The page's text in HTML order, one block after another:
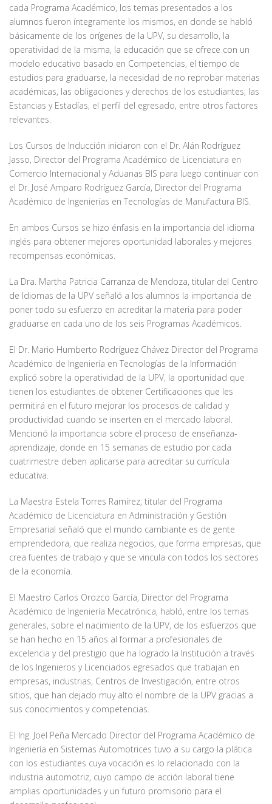
cada Programa Académico, los temas presentados a los
alumnos fueron íntegramente los mismos, en donde se habló
básicamente de los orígenes de la UPV, su desarrollo, la
operatividad de la misma, la educación que se ofrece con un
modelo educativo basado en Competencias, el tiempo de
estudios para graduarse, la necesidad de no reprobar materias
académicas, las obligaciones y derechos de los estudiantes, las
Estancias y Estadías, el perfil del egresado, entre otros factores
relevantes.
Los Cursos de Inducción iniciaron con el Dr. Alán Rodríguez
Jasso, Director del Programa Académico de Licenciatura en
Comercio Internacional y Aduanas BIS para luego continuar con
el Dr. José Amparo Rodríguez García, Director del Programa
Académico de Ingenierías en Tecnologías de Manufactura BIS.
En ambos Cursos se hizo énfasis en la importancia del idioma
inglés para obtener mejores oportunidad laborales y mejores
recompensas económicas.
La Dra. Martha Patricia Carranza de Mendoza, titular del Centro
de Idiomas de la UPV señaló a los alumnos la importancia de
poner todo su esfuerzo en acreditar la materia para poder
graduarse en cada uno de los seis Programas Académicos.
El Dr. Mario Humberto Rodríguez Chávez Director del Programa
Académico de Ingeniería en Tecnologías de la Información
explicó sobre la operatividad de la UPV, la oportunidad que
tienen los estudiantes de obtener Certificaciones que les
permitirá en el futuro mejorar los procesos de calidad y
productividad cuando se inserten en el mercado laboral.
Mencionó la importancia sobre el proceso de enseñanza-
aprendizaje, donde en 15 semanas de estudio por cada
cuatrimestre deben aplicarse para acreditar su currícula
educativa.
La Maestra Estela Torres Ramírez, titular del Programa
Académico de Licenciatura en Administración y Gestión
Empresarial señaló que el mundo cambiante es de gente
emprendedora, que realiza negocios, que forma empresas, que
crea fuentes de trabajo y que se vincula con todos los sectores
de la economía.
El Maestro Carlos Orozco García, Director del Programa
Académico de Ingeniería Mecatrónica, habló, entre los temas
generales, sobre el nacimiento de la UPV, de los esfuerzos que
se han hecho en 15 años al formar a profesionales de
excelencia y del prestigio que ha logrado la Institución a través
de los Ingenieros y Licenciados egresados que trabajan en
empresas, industrias, Centros de Investigación, entre otros
sitios, que han dejado muy alto el nombre de la UPV gracias a
sus conocimientos y competencias.
El Ing. Joel Peña Mercado Director del Programa Académico de
Ingeniería en Sistemas Automotrices tuvo a su cargo la plática
con los estudiantes cuya vocación es lo relacionado con la
industria automotriz, cuyo campo de acción laboral tiene
amplias oportunidades y un futuro promisorio para el